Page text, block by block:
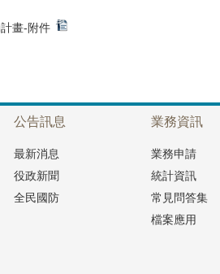
畫-附件
公告訊息
最新消息
役政新聞
全民國防
業務資訊
業務申請
統計資訊
常見問答集
檔案應用